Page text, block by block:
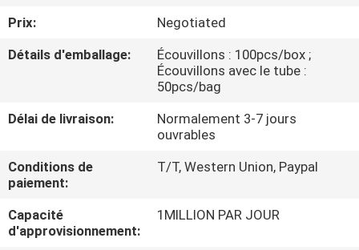
CONTRÔLE
DE
NOUS
NOUVELLES
Prix:
Negotiated
Détails d'emballage:
Écouvillons : 100pcs/box ;
Écouvillons avec le tube :
50pcs/bag
Délai de livraison:
Normalement 3-7 jours
ouvrables
Conditions de
paiement:
T/T, Western Union, Paypal
Capacité
d'approvisionnement:
1MILLION PAR JOUR